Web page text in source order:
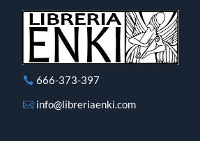
666-373-397
info@libreriaenki.com